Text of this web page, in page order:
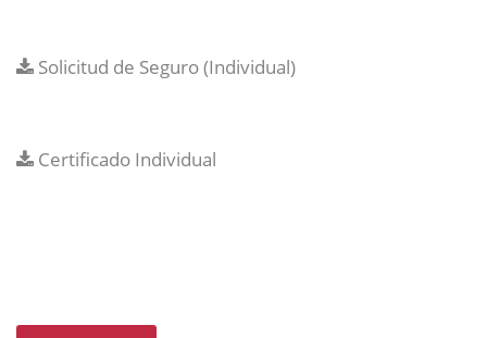
Solicitud de Seguro (Individual)
Certificado Individual